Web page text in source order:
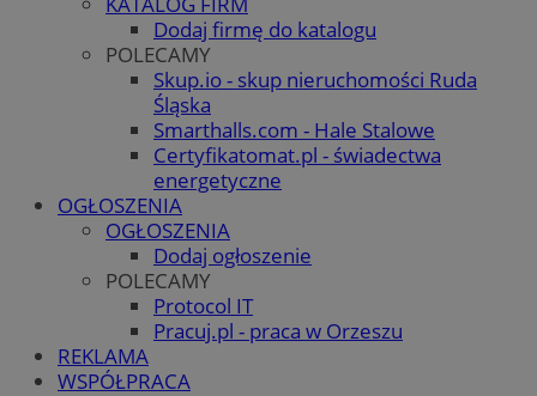
Dodaj firmę do katalogu
POLECAMY
Skup.io - skup nieruchomości Ruda
Śląska
Smarthalls.com - Hale Stalowe
Certyfikatomat.pl - świadectwa
energetyczne
OGŁOSZENIA
OGŁOSZENIA
Dodaj ogłoszenie
POLECAMY
Protocol IT
Pracuj.pl - praca w Orzeszu
REKLAMA
WSPÓŁPRACA